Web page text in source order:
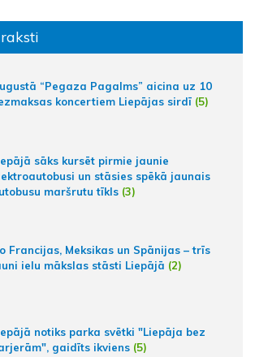
“Pegaza Pagalms” aicina uz 10
koncertiem Liepājas sirdī (5)
sāks kursēt pirmie jaunie
un stāsies spēkā jaunais
maršrutu tīkls (3)
Francijas, Meksikas un Spānijas – trīs
ielu mākslas stāsti Liepājā (2)
notiks parka svētki "Liepāja bez
gaidīts ikviens (5)